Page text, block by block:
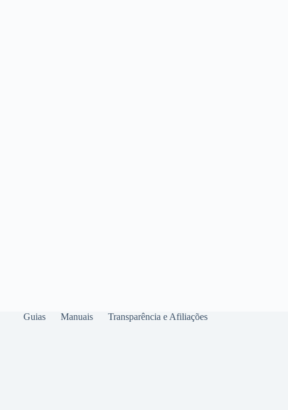
Guias Manuais Transparência e Afiliações